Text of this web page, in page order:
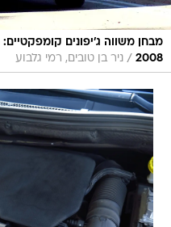
מבחן משווה ג'יפונים קומפקטיים:
2008
/ ניר בן טובים, רמי גלבוע